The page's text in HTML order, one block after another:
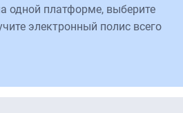
одной платформе, выберите
электронный полис всего